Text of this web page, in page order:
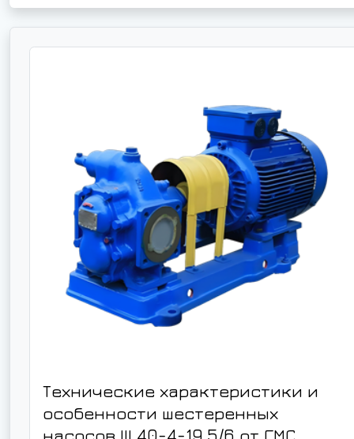
Технические характеристики и
особенности шестеренных
насосов Ш 40-4-19,5/6 от ГМС